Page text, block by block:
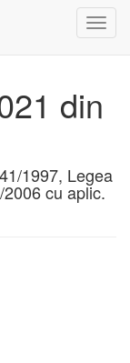
din
1997, Legea
cu aplic.